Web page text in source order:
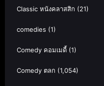
Classic หนังคลาสสิก (21)
comedies (1)
Comedy คอมเมดี้ (1)
Comedy ตลก (1,054)